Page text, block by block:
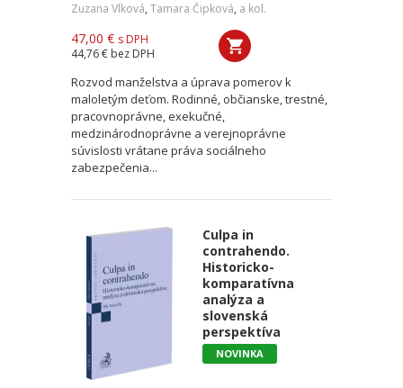
Zuzana Vlková, Tamara Čipková, a kol.
47,00 € s DPH
44,76 € bez DPH
Rozvod manželstva a úprava pomerov k
maloletým deťom. Rodinné, občianske, trestné,
pracovnoprávne, exekučné,
medzinárodnoprávne a verejnoprávne
súvislosti vrátane práva sociálneho
zabezpečenia...
Culpa in
contrahendo.
Historicko-
komparatívna
analýza a
slovenská
perspektíva
NOVINKA